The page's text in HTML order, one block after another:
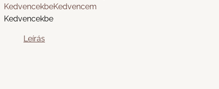
KedvencekbeKedvencem
Kedvencekbe
Leírás